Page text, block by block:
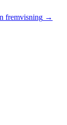
fremvisning →